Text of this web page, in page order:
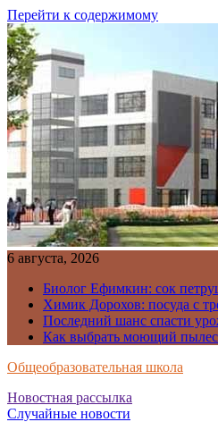
Перейти к содержимому
6 августа, 2026
Биолог Ефимкин: сок
Химик Дорохов: посуда с
Последний шанс спасти
Как выбрать моющий
Общеобразовательная школа
Новостная рассылка
Случайные новости